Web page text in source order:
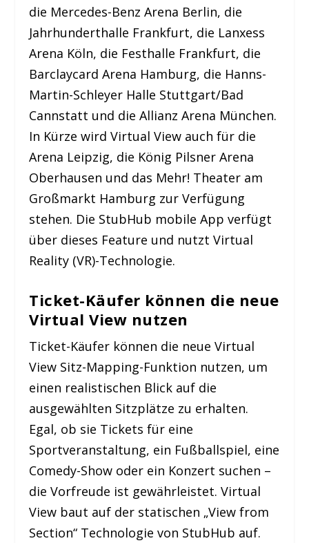
die Mercedes-Benz Arena Berlin, die
Jahrhunderthalle Frankfurt, die Lanxess
Arena Köln, die Festhalle Frankfurt, die
Barclaycard Arena Hamburg, die Hanns-
Martin-Schleyer Halle Stuttgart/Bad
Cannstatt und die Allianz Arena München.
In Kürze wird Virtual View auch für die
Arena Leipzig, die König Pilsner Arena
Oberhausen und das Mehr! Theater am
Großmarkt Hamburg zur Verfügung
stehen. Die StubHub mobile App verfügt
über dieses Feature und nutzt Virtual
Reality (VR)-Technologie.
Ticket-Käufer können die neue
Virtual View nutzen
Ticket-Käufer können die neue Virtual
View Sitz-Mapping-Funktion nutzen, um
einen realistischen Blick auf die
ausgewählten Sitzplätze zu erhalten.
Egal, ob sie Tickets für eine
Sportveranstaltung, ein Fußballspiel, eine
Comedy-Show oder ein Konzert suchen –
die Vorfreude ist gewährleistet. Virtual
View baut auf der statischen „View from
Section“ Technologie von StubHub auf.